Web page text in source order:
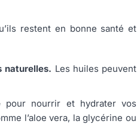
restent en bonne santé et
naturelles. Les huiles peuvent
pour nourrir et hydrater vos
l’aloe vera, la glycérine ou